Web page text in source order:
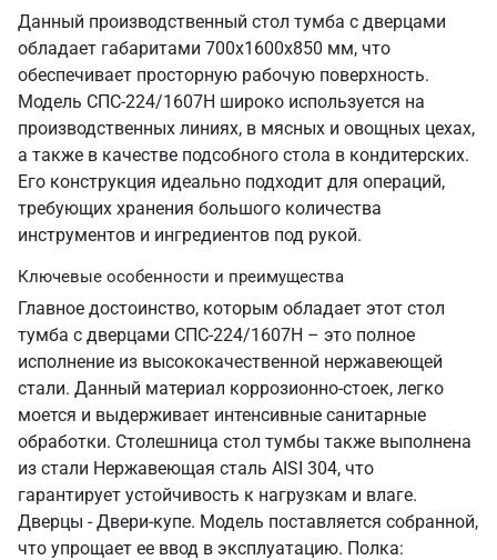
Данный производственный стол тумба с дверцами
обладает габаритами 700х1600х850 мм, что
обеспечивает просторную рабочую поверхность.
Модель СПС-224/1607Н широко используется на
производственных линиях, в мясных и овощных цехах,
а также в качестве подсобного стола в кондитерских.
Его конструкция идеально подходит для операций,
требующих хранения большого количества
инструментов и ингредиентов под рукой.
Ключевые особенности и преимущества
Главное достоинство, которым обладает этот стол
тумба с дверцами СПС-224/1607Н – это полное
исполнение из высококачественной нержавеющей
стали. Данный материал коррозионно-стоек, легко
моется и выдерживает интенсивные санитарные
обработки. Столешница стол тумбы также выполнена
из стали Нержавеющая сталь AISI 304, что
гарантирует устойчивость к нагрузкам и влаге.
Дверцы - Двери-купе. Модель поставляется собранной,
что упрощает ее ввод в эксплуатацию. Полка: